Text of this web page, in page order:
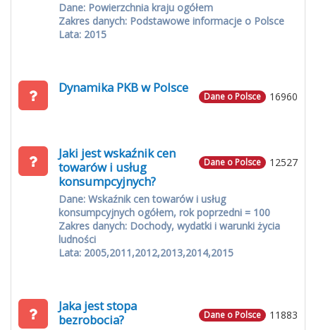
Dane: Powierzchnia kraju ogółem
Zakres danych: Podstawowe informacje o Polsce
Lata: 2015
16960
Dane o Polsce
Dynamika PKB w Polsce
12527
Dane o Polsce
Jaki jest wskaźnik cen
towarów i usług
konsumpcyjnych?
Dane: Wskaźnik cen towarów i usług
konsumpcyjnych ogółem, rok poprzedni = 100
Zakres danych: Dochody, wydatki i warunki życia
ludności
Lata: 2005,2011,2012,2013,2014,2015
11883
Dane o Polsce
Jaka jest stopa
bezrobocia?